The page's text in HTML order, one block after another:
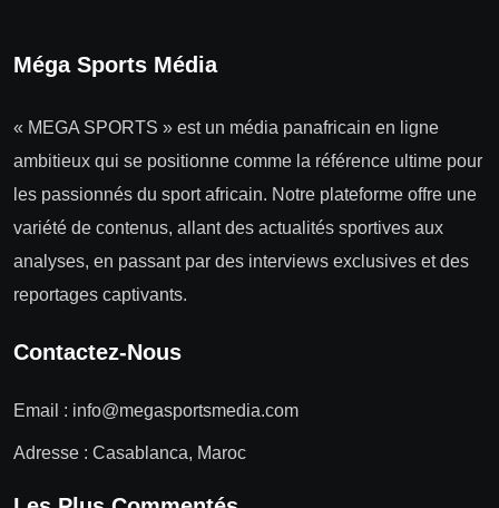
Méga Sports Média
« MEGA SPORTS » est un média panafricain en ligne
ambitieux qui se positionne comme la référence ultime pour
les passionnés du sport africain. Notre plateforme offre une
variété de contenus, allant des actualités sportives aux
analyses, en passant par des interviews exclusives et des
reportages captivants.
Contactez-Nous
Email : info@megasportsmedia.com
Adresse : Casablanca, Maroc